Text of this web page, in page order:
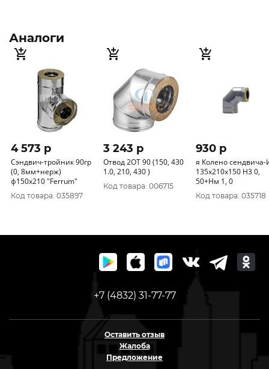
Аналоги
4 573 p
Сэндвич-тройник 90гр
(0, 8мм+нерж)
ф150х210 "Ferrum"
Код товара: 035897
3 243 p
Отвод 2ОТ 90 (150, 430
1.0, 210, 430 )
Код товара: 006715
930 p
я Колено сендвича-
135х210х150 Н3 0,
50+Нм 1, 0
Код товара: 035718
+7 (4832) 31-77-77
Оставить отзыв
Жалоба
Предложение